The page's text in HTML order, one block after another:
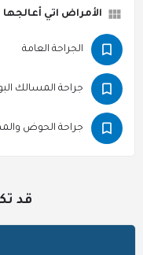
الأمراض اتي
الجراحة العامة
جراحة المسالك
قد